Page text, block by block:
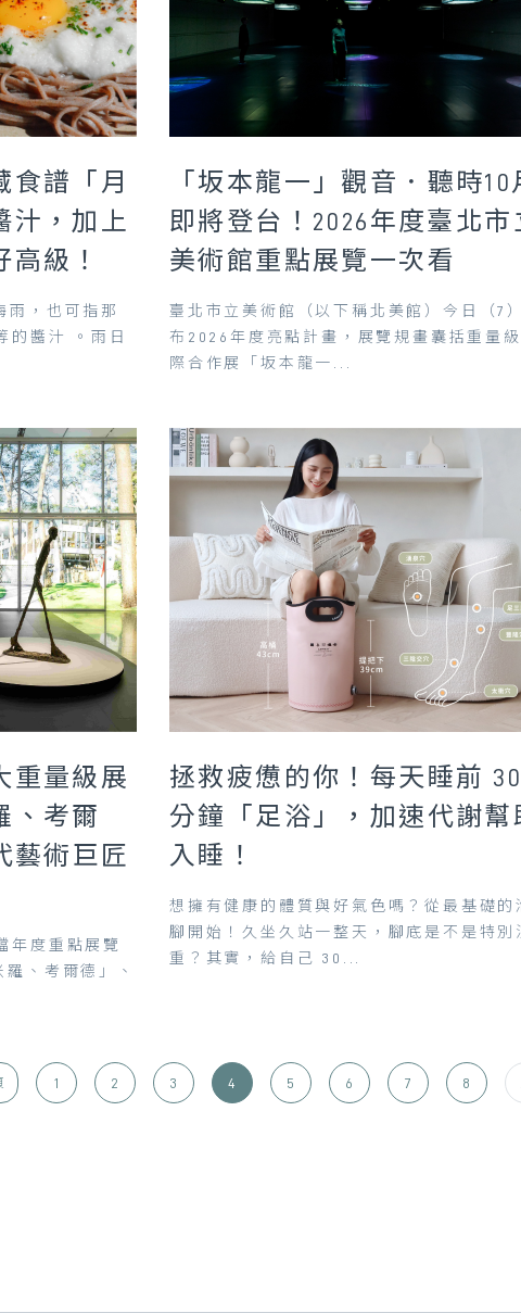
食譜「月
汁，加上
級！
雨，也可指那
的醬汁 。雨日
「坂本龍一」觀音．聽時10
即將登台！2026年度臺北市
美術館重點展覽一次看
臺北市立美術館（以下稱北美館）今日（7
布2026年度亮點計畫，展覽規畫囊括重量級
際合作展「坂本龍一...
重量級展
、考爾
藝術巨匠
年度重點展覽
、考爾德」、
拯救疲憊的你！每天睡前 30
分鐘「足浴」，加速代謝幫
入睡！
想擁有健康的體質與好氣色嗎？從最基礎的
腳開始！久坐久站一整天，腳底是不是特別
重？其實，給自己 30...
1 2 3 4 5 6 7 8